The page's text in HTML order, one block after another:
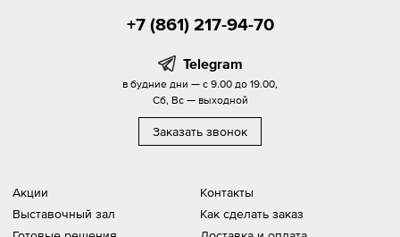
Акции
Выставочный зал
Контакты
Как сделать заказ
+7 (861) 217-94-70
Telegram
в будние дни — с 9.00 до 19.00,
Сб, Вс — выходной
Заказать звонок